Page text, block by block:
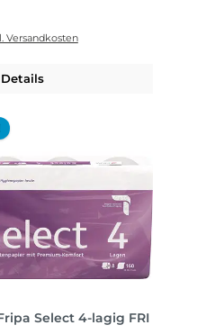
Versandkosten
Details
Select 4-lagig FRI